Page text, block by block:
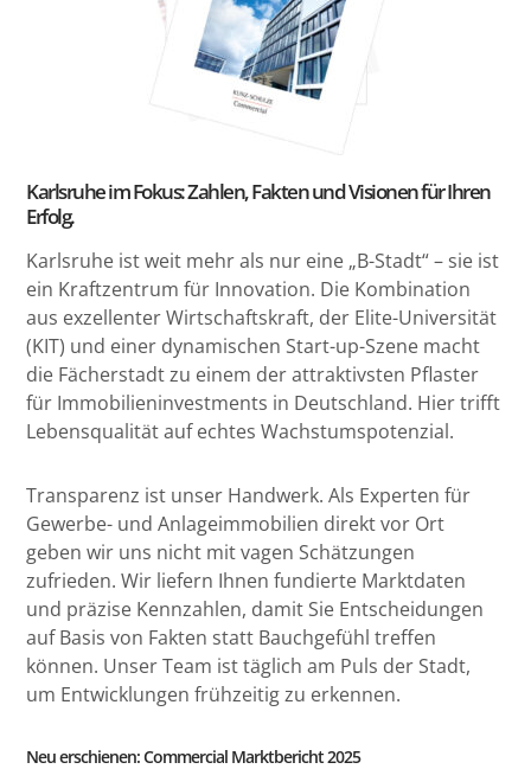
Karlsruhe im Fokus: Zahlen, Fakten und Visionen für Ihren
Erfolg.
Karlsruhe ist weit mehr als nur eine „B-Stadt“ – sie ist
ein Kraftzentrum für Innovation. Die Kombination
aus exzellenter Wirtschaftskraft, der Elite-Universität
(KIT) und einer dynamischen Start-up-Szene macht
die Fächerstadt zu einem der attraktivsten Pflaster
für Immobilieninvestments in Deutschland. Hier trifft
Lebensqualität auf echtes Wachstumspotenzial.
Transparenz ist unser Handwerk. Als Experten für
Gewerbe- und Anlageimmobilien direkt vor Ort
geben wir uns nicht mit vagen Schätzungen
zufrieden. Wir liefern Ihnen fundierte Marktdaten
und präzise Kennzahlen, damit Sie Entscheidungen
auf Basis von Fakten statt Bauchgefühl treffen
können. Unser Team ist täglich am Puls der Stadt,
um Entwicklungen frühzeitig zu erkennen.
Neu erschienen: Commercial Marktbericht 2025